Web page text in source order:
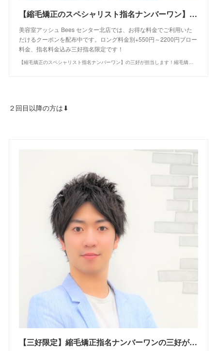
【縮毛矯正のスペシャリスト指名ナンバーワン】の三好が担当します！縮毛矯正+カット+シャンプ―｜クーポン・メニュー｜Bees センター北店｜ヘアサロン・美容院｜Ash オフィシャルサイト
美容室アッシュ Bees センター北店では、お得な料金でご利用いた
だけるクーポンを配布中です。ロング料金別+550円～2200円ブロー
料金、指名料金込み三好指名限定です！
【縮毛矯正のスペシャリスト指名ナンバーワン】の三好が担当します！縮毛矯正+カット+シャンプ―｜クーポン・メニュー｜Bees センター北店｜ヘアサロン・美容院｜Ash オフィシャルサイト
２回目以降の方は⬇︎
【三好限定】縮毛矯正指名ナンバーワンの三好が担当します！ カット+縮毛矯正+シャンプー｜クーポン・メニュー｜Bees センター北店｜ヘアサロン・美容院｜Ash オフィシャルサイト